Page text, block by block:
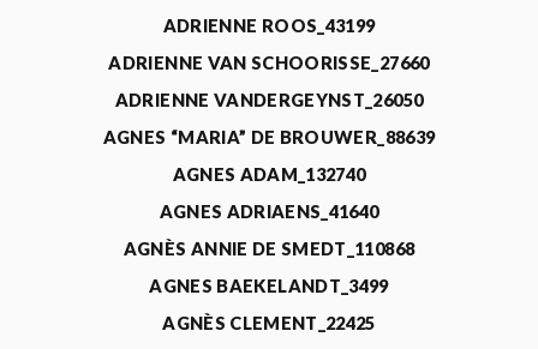
ADRIENNE ROOS_43199
ADRIENNE VAN SCHOORISSE_27660
ADRIENNE VANDERGEYNST_26050
AGNES “MARIA” DE BROUWER_88639
AGNES ADAM_132740
AGNES ADRIAENS_41640
AGNÈS ANNIE DE SMEDT_110868
AGNES BAEKELANDT_3499
AGNÈS CLEMENT_22425